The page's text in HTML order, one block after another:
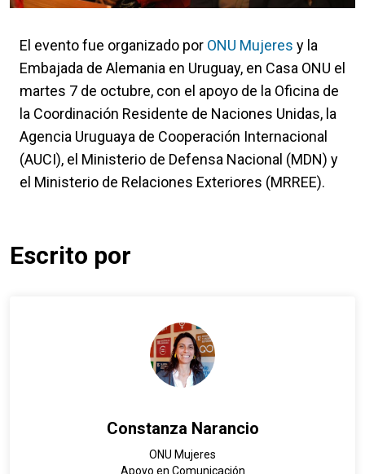
El evento fue organizado por ONU Mujeres y la
Embajada de Alemania en Uruguay, en Casa ONU el
martes 7 de octubre, con el apoyo de la Oficina de
la Coordinación Residente de Naciones Unidas, la
Agencia Uruguaya de Cooperación Internacional
(AUCI), el Ministerio de Defensa Nacional (MDN) y
el Ministerio de Relaciones Exteriores (MRREE).
Escrito por
Constanza Narancio
ONU Mujeres
Apoyo en Comunicación